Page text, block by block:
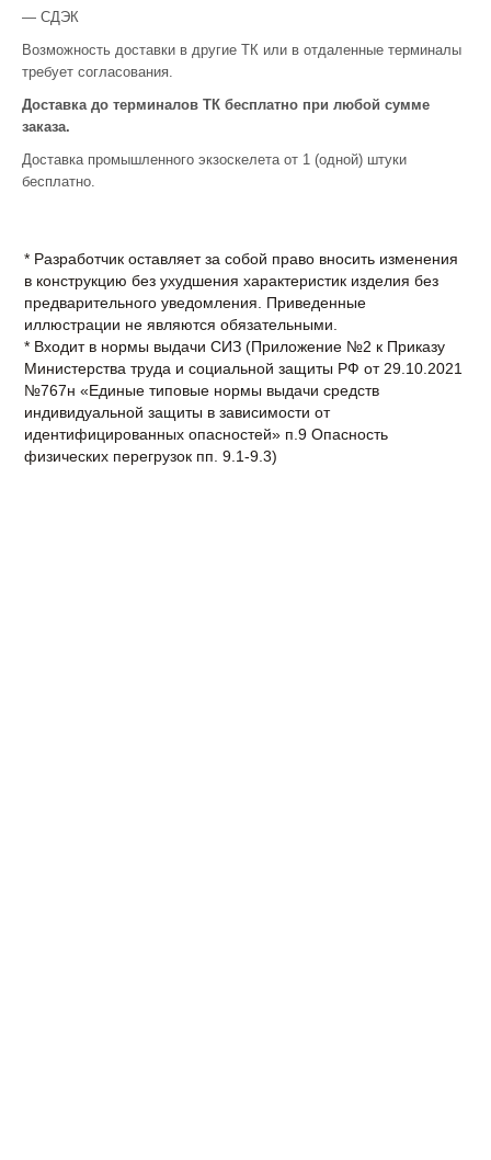
— СДЭК
Возможность доставки в другие ТК или в отдаленные терминалы
требует согласования.
Доставка до терминалов ТК бесплатно при любой сумме
заказа.
Доставка промышленного экзоскелета от 1 (одной) штуки
бесплатно.
* Разработчик оставляет за собой право вносить изменения
в конструкцию без ухудшения характеристик изделия без
предварительного уведомления. Приведенные
иллюстрации не являются обязательными.
* Входит в нормы выдачи СИЗ (Приложение №2 к Приказу
Министерства труда и социальной защиты РФ от 29.10.2021
№767н «Единые типовые нормы выдачи средств
индивидуальной защиты в зависимости от
идентифицированных опасностей» п.9 Опасность
физических перегрузок пп. 9.1-9.3)